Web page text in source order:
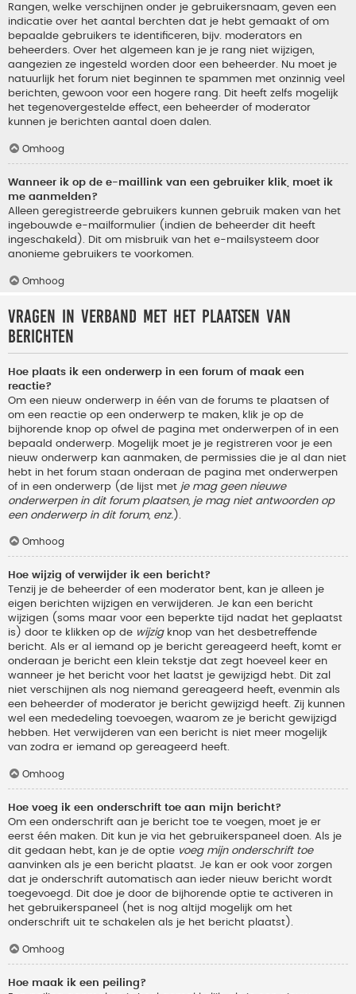
Rangen, welke verschijnen onder je gebruikersnaam, geven een
indicatie over het aantal berchten dat je hebt gemaakt of om
bepaalde gebruikers te identificeren, bijv. moderators en
beheerders. Over het algemeen kan je je rang niet wijzigen,
aangezien ze ingesteld worden door een beheerder. Nu moet je
natuurlijk het forum niet beginnen te spammen met onzinnig veel
berichten, gewoon voor een hogere rang. Dit heeft zelfs mogelijk
het tegenovergestelde effect, een beheerder of moderator
kunnen je berichten aantal doen dalen.
Omhoog
Wanneer ik op de e-maillink van een gebruiker klik, moet ik
me aanmelden?
Alleen geregistreerde gebruikers kunnen gebruik maken van het
ingebouwde e-mailformulier (indien de beheerder dit heeft
ingeschakeld). Dit om misbruik van het e-mailsysteem door
anonieme gebruikers te voorkomen.
Omhoog
Vragen in verband met het plaatsen van
berichten
Hoe plaats ik een onderwerp in een forum of maak een
reactie?
Om een nieuw onderwerp in één van de forums te plaatsen of
om een reactie op een onderwerp te maken, klik je op de
bijhorende knop op ofwel de pagina met onderwerpen of in een
bepaald onderwerp. Mogelijk moet je je registreren voor je een
nieuw onderwerp kan aanmaken, de permissies die je al dan niet
hebt in het forum staan onderaan de pagina met onderwerpen
of in een onderwerp (de lijst met je mag geen nieuwe
onderwerpen in dit forum plaatsen, je mag niet antwoorden op
een onderwerp in dit forum, enz. ).
Omhoog
Hoe wijzig of verwijder ik een bericht?
Tenzij je de beheerder of een moderator bent, kan je alleen je
eigen berichten wijzigen en verwijderen. Je kan een bericht
wijzigen (soms maar voor een beperkte tijd nadat het geplaatst
is) door te klikken op de wijzigknop van het desbetreffende
bericht. Als er al iemand op je bericht gereageerd heeft, komt er
onderaan je bericht een klein tekstje dat zegt hoeveel keer en
wanneer je het bericht voor het laatst je gewijzigd hebt. Dit zal
niet verschijnen als nog niemand gereageerd heeft, evenmin als
een beheerder of moderator je bericht gewijzigd heeft. Zij kunnen
wel een mededeling toevoegen, waarom ze je bericht gewijzigd
hebben. Het verwijderen van een bericht is niet meer mogelijk
van zodra er iemand op gereageerd heeft.
Omhoog
Hoe voeg ik een onderschrift toe aan mijn bericht?
Om een onderschrift aan je bericht toe te voegen, moet je er
eerst één maken. Dit kun je via het gebruikerspaneel doen. Als je
dit gedaan hebt, kan je de optie voeg mijn onderschrift toe
aanvinken als je een bericht plaatst. Je kan er ook voor zorgen
dat je onderschrift automatisch aan ieder nieuw bericht wordt
toegevoegd. Dit doe je door de bijhorende optie te activeren in
het gebruikerspaneel (het is nog altijd mogelijk om het
onderschrift uit te schakelen als je het bericht plaatst).
Omhoog
Hoe maak ik een peiling?